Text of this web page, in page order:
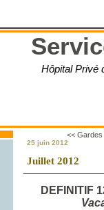
Hôpital Privé
<< Gardes
25 juin 2012
Juillet 2012
DEFINITIF